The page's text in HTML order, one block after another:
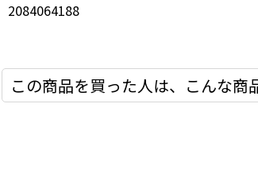
2084064188
この商品を買った人は、こんな商